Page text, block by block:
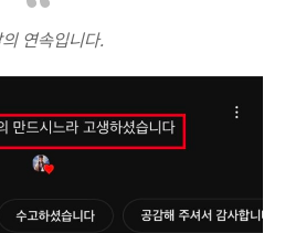
연속입니다.